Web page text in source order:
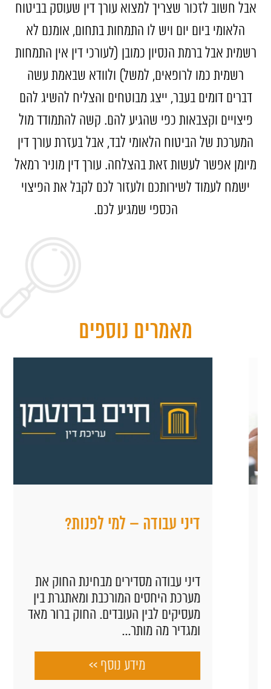
אבל חשוב לזכור שצריך למצוא עורך דין שעוסק בביטוח
הלאומי ביום יום ויש לו התמחות בתחום, אומנם לא
רשמית אבל ברמת הנסיון כמובן (לעורכי דין אין התמחות
רשמית כמו לרופאים, למשל) ולוודא שבאמת עשה
דברים דומים בעבר, ייצג מבוטחים והצליח להשיג להם
פיצויים וקצבאות כפי שהגיע להם. קשה להתמודד מול
המערכת של הביטוח הלאומי לבד, אבל בעזרת עורך דין
מיומן אפשר לעשות זאת בהצלחה. עורך דין מוניר רמאל
ישמח לעמוד לשירותכם ולעזור לכם לקבל את הפיצוי
הכספי שמגיע לכם.
מאמרים נוספים
דיני עבודה – למי לפנות?
דיני עבודה מסדירים מבחינת החוק את
מערכת היחסים המורכבת ומאתגרת בין
מעסיקים לבין העובדים. החוק ברור מאד
ומגדיר מה מותר...
מידע נוסף >>